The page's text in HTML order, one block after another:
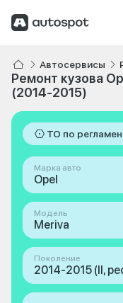
Автосервисы
Ремонт кузова
(2014-2015)
ТО по
Марка авто
Opel
Модель
Meriva
Поколение
2014-2015 (II,